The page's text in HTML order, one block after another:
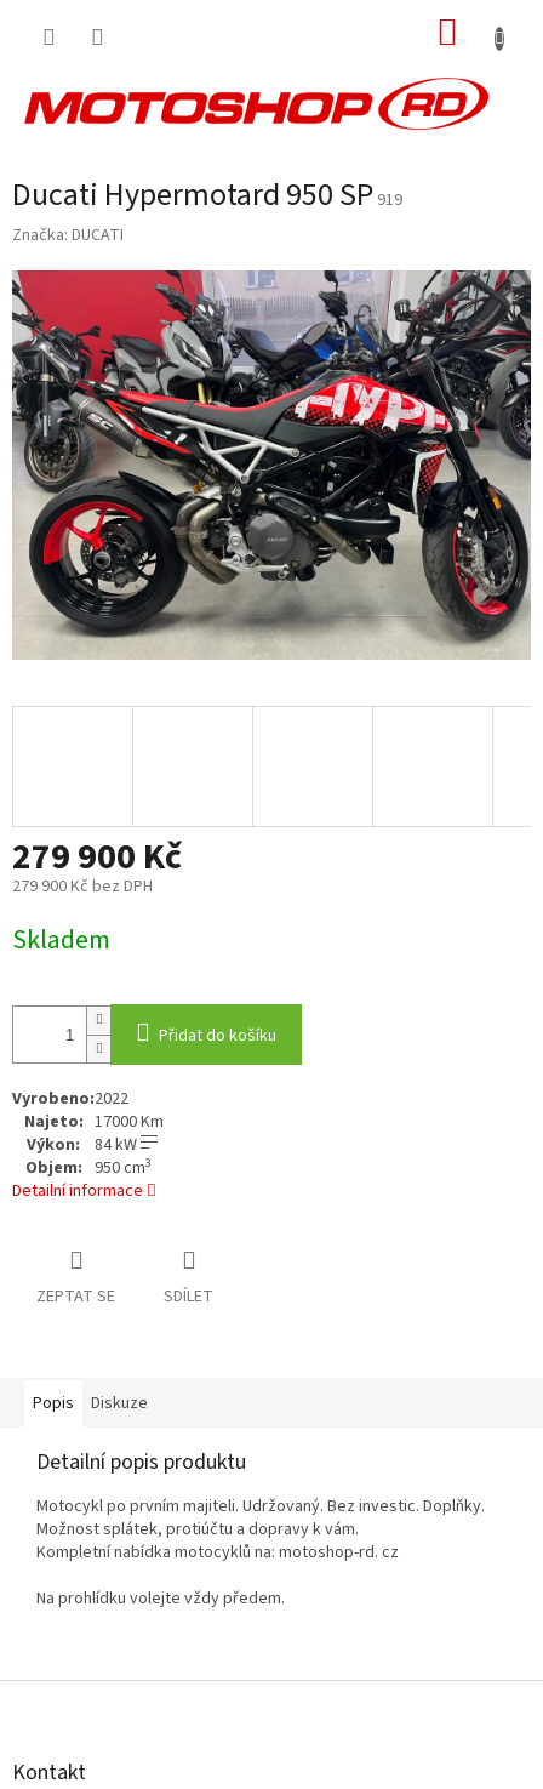
Ducati Hypermotard 950 SP 919
Značka: DUCATI
279 900 Kč
279 900 Kč bez DPH
cena:
Skladem
Přidat do košíku
Vyrobeno:2022
Najeto: 17000 Km
Výkon:
84 kW
Objem: 950 cm3
Detailní informace
ZEPTAT SE SDÍLET
Popis Diskuze
Detailní popis produktu
Motocykl po prvním majiteli. Udržovaný. Bez investic. Doplňky.
Možnost splátek, protiúčtu a dopravy k vám.
Kompletní nabídka motocyklů na: motoshop-rd. cz
Na prohlídku volejte vždy předem.
Z
Kontakt